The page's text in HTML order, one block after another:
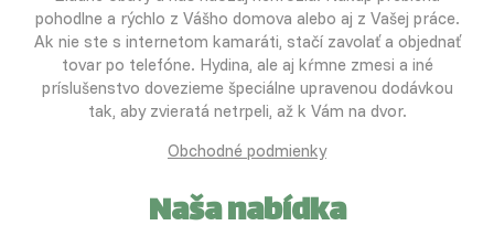
pohodlne a rýchlo z Vášho domova alebo aj z Vašej práce.
Ak nie ste s internetom kamaráti, stačí zavolať a objednať
tovar po telefóne. Hydina, ale aj kŕmne zmesi a iné
príslušenstvo dovezieme špeciálne upravenou dodávkou
tak, aby zvieratá netrpeli, až k Vám na dvor.
Obchodné podmienky
Naša nabídka